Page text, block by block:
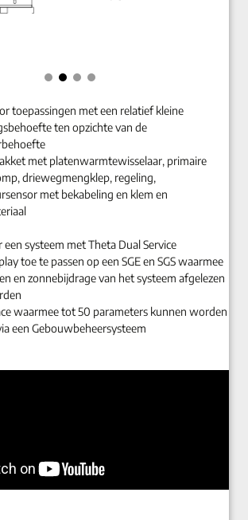
toepassingen met een relatief kleine
ten opzichte van de
met platenwarmtewisselaar, primaire
driewegmengklep, regeling,
met bekabeling en klem en
systeem met Theta Dual Service
toe te passen op een SGE en SGS waarmee
en zonnebijdrage van het systeem afgelezen
waarmee tot 50 parameters kunnen worden
een Gebouwbeheersysteem